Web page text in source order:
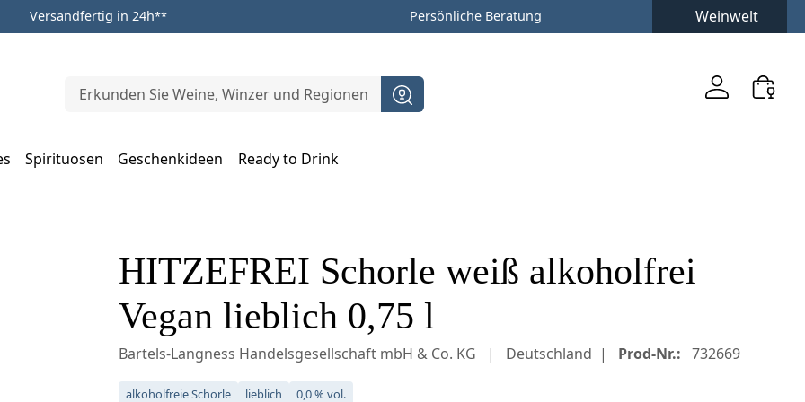
Versandfertig in 24h** Persönliche Beratung Weinwelt
Spirituosen Geschenkideen
Ready to Drink
HITZEFREI Schorle weiß alkoholfrei
Vegan lieblich 0,75 l
Bartels-Langness Handelsgesellschaft mbH & Co. KG Deutschland Prod-Nr.: 732669
alkoholfreie Schorle lieblich 0,0 % vol.